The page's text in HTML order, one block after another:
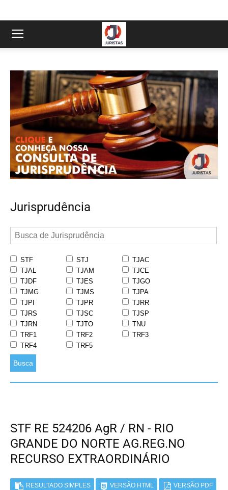
Jurisprudência
STF STJ
TJAC
TJAL
TJAM
TJCE
TJDF
TJES
TJGO
TJMG
TJMS
TJPA
TJPI
TJPR
TJRR
TJRS
TJSC
TJSP
TJRN
TJTO
TNU
TRF1
TRF2
TRF3
TRF4
TRF5
Busca
STF RE 524206 AgR / RN - RIO
GRANDE DO NORTE AG.REG.NO
RECURSO EXTRAORDINÁRIO
RESULTADO SIMPLES VERSÃO HTML VERSÃO PDF